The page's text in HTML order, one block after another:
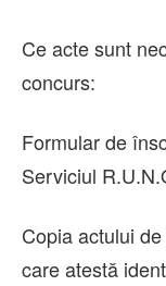
Ce acte sunt
concurs:
Formular de
Serviciul
Copia actului
care atestă